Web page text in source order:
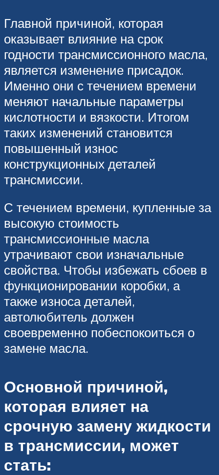
Главной причиной, которая
оказывает влияние на срок
годности трансмиссионного масла,
является изменение присадок.
Именно они с течением времени
меняют начальные параметры
кислотности и вязкости. Итогом
таких изменений становится
повышенный износ
конструкционных деталей
трансмиссии.
С течением времени, купленные за
высокую стоимость
трансмиссионные масла
утрачивают свои изначальные
свойства. Чтобы избежать сбоев в
функционировании коробки, а
также износа деталей,
автолюбитель должен
своевременно побеспокоиться о
замене масла.
Основной причиной,
которая влияет на
срочную замену жидкости
в трансмиссии, может
стать: